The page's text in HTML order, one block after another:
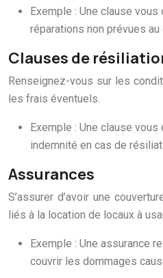
Exemple : Une clause
réparations non prévues au
Clauses de
Renseignez-vous sur les
les frais éventuels.
Exemple : Une clause vous
indemnité en cas de
Assurances
S’assurer d’avoir une
liés à la location de locaux à
Exemple : Une assurance
couvrir les dommages